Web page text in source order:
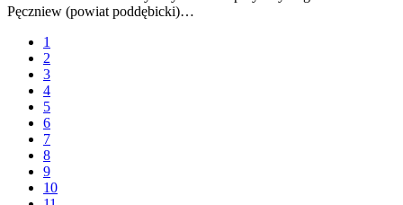
Pęczniew (powiat poddębicki)…
1
2
3
4
5
6
7
8
9
10